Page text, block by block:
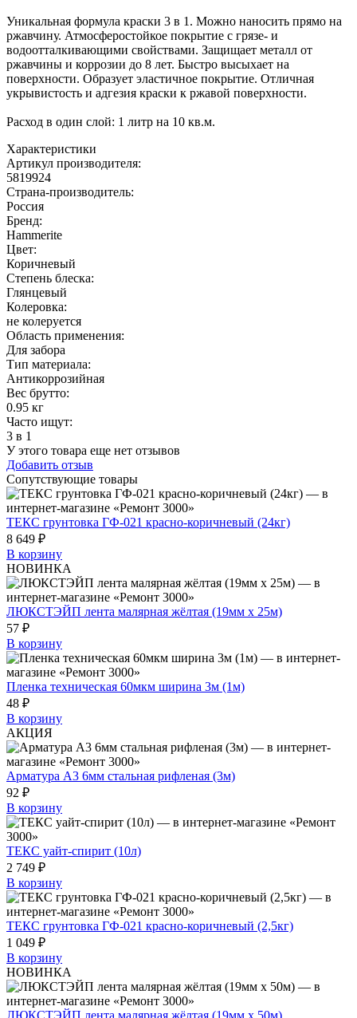
Уникальная формула краски 3 в 1. Можно наносить прямо на
ржавчину. Атмосферостойкое покрытие с грязе- и
водоотталкивающими свойствами. Защищает металл от
ржавчины и коррозии до 8 лет. Быстро высыхает на
поверхности. Образует эластичное покрытие. Отличная
укрывистость и адгезия краски к ржавой поверхности.
Расход в один слой: 1 литр на 10 кв.м.
Характеристики
Артикул производителя:
5819924
Страна-производитель:
Россия
Бренд:
Hammerite
Цвет:
Коричневый
Степень блеска:
Глянцевый
Колеровка:
не колеруется
Область применения:
Для забора
Тип материала:
Антикоррозийная
Вес брутто:
0.95 кг
Часто ищут:
3 в 1
У этого товара еще нет отзывов
Добавить отзыв
Сопутствующие товары
ТЕКС грунтовка ГФ-021 красно-коричневый (24кг)
8 649 ₽
В корзину
НОВИНКА
ЛЮКСТЭЙП лента малярная жёлтая (19мм х 25м)
57 ₽
В корзину
Пленка техническая 60мкм ширина 3м (1м)
48 ₽
В корзину
АКЦИЯ
Арматура А3 6мм стальная рифленая (3м)
92 ₽
В корзину
ТЕКС уайт-спирит (10л)
2 749 ₽
В корзину
ТЕКС грунтовка ГФ-021 красно-коричневый (2,5кг)
1 049 ₽
В корзину
НОВИНКА
ЛЮКСТЭЙП лента малярная жёлтая (19мм х 50м)